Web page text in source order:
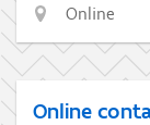
Online
Online